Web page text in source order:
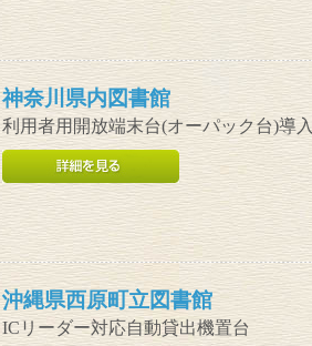
神奈川県内図書館
利用者用開放端末台(オーパック台)導
沖縄県西原町立図書館
ICリーダー対応自動貸出機置台